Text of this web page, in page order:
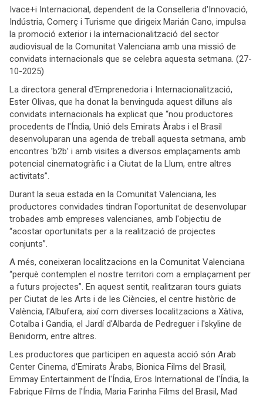
Ivace+i Internacional, dependent de la Conselleria d'Innovació,
Indústria, Comerç i Turisme que dirigeix Marián Cano, impulsa
la promoció exterior i la internacionalització del sector
audiovisual de la Comunitat Valenciana amb una missió de
convidats internacionals que se celebra aquesta setmana. (27-
10-2025)
La directora general d'Emprenedoria i Internacionalització,
Ester Olivas, que ha donat la benvinguda aquest dilluns als
convidats internacionals ha explicat que “nou productores
procedents de l'Índia, Unió dels Emirats Àrabs i el Brasil
desenvoluparan una agenda de treball aquesta setmana, amb
encontres 'b2b' i amb visites a diversos emplaçaments amb
potencial cinematogràfic i a Ciutat de la Llum, entre altres
activitats”.
Durant la seua estada en la Comunitat Valenciana, les
productores convidades tindran l'oportunitat de desenvolupar
trobades amb empreses valencianes, amb l'objectiu de
“acostar oportunitats per a la realització de projectes
conjunts”.
A més, coneixeran localitzacions en la Comunitat Valenciana
“perquè contemplen el nostre territori com a emplaçament per
a futurs projectes”. En aquest sentit, realitzaran tours guiats
per Ciutat de les Arts i de les Ciències, el centre històric de
València, l'Albufera, així com diverses localitzacions a Xàtiva,
Cotalba i Gandia, el Jardí d'Albarda de Pedreguer i l'skyline de
Benidorm, entre altres.
Les productores que participen en aquesta acció són Arab
Center Cinema, d'Emirats Àrabs, Bionica Films del Brasil,
Emmay Entertainment de l'Índia, Eros International de l'Índia, la
Fabrique Films de l'Índia, Maria Farinha Films del Brasil, Mad